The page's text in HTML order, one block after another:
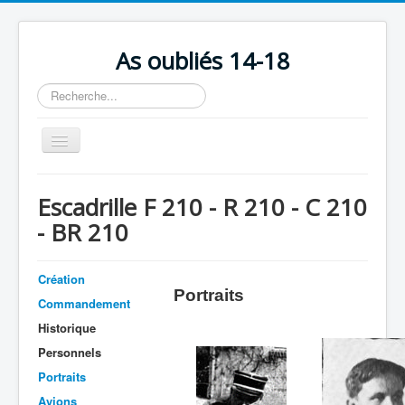
As oubliés 14-18
Rechercher
Basculer
la
Chronologie
Escadrilles
Organisation
Avions
Personnels
Formation
Doctrines
Escadrille F 210 - R 210 - C 210
- BR 210
Création
Commandement
Historique
Personnels
Portraits
Avions
Portraits